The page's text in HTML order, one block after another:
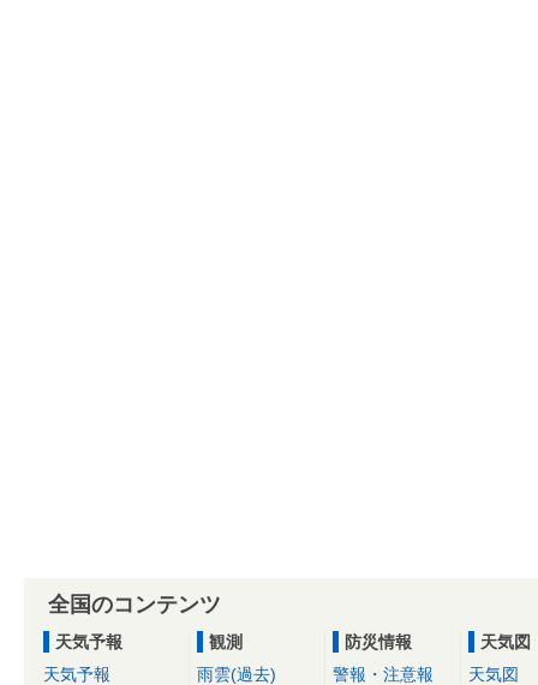
全国のコンテンツ
天気予報
天気予報
観測
雨雲(過去)
防災情報
警報・注意報
天気図
天気図